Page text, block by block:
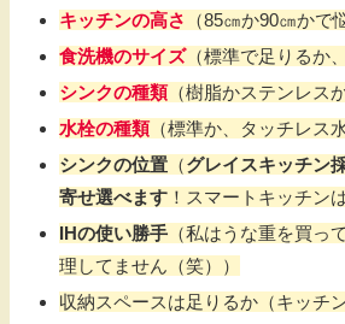
キッチンの高さ
（85㎝か90㎝かで
食洗機のサイズ（標準で足りるか
シンクの種類（樹脂かステンレスか
水栓の種類（標準か、タッチレス
シンクの位置 （グレイスキッチン
寄せ選べます ！スマートキッチン
IHの使い勝手 （私はうな重を買っ
理してません（笑））
収納スペースは足りるか（キッチ